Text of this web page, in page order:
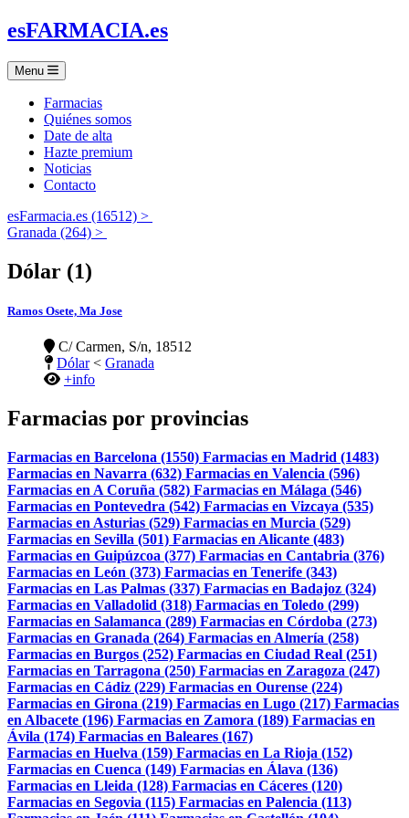
esFARMACIA.es
Menu
Farmacias
Quiénes somos
Date de alta
Hazte premium
Noticias
Contacto
esFarmacia.es (16512) >
Granada (264) >
Dólar (1)
Ramos Osete, Ma Jose
C/ Carmen, S/n, 18512
Dólar< Granada
+info
Farmacias por provincias
Farmacias en Barcelona (1550) Farmacias en Madrid (1483)
Farmacias en Navarra (632) Farmacias en Valencia (596)
Farmacias en A Coruña (582) Farmacias en Málaga (546)
Farmacias en Pontevedra (542) Farmacias en Vizcaya (535)
Farmacias en Asturias (529) Farmacias en Murcia (529)
Farmacias en Sevilla (501) Farmacias en Alicante (483)
Farmacias en Guipúzcoa (377) Farmacias en Cantabria (376)
Farmacias en León (373) Farmacias en Tenerife (343)
Farmacias en Las Palmas (337) Farmacias en Badajoz (324)
Farmacias en Valladolid (318) Farmacias en Toledo (299)
Farmacias en Salamanca (289) Farmacias en Córdoba (273)
Farmacias en Granada (264) Farmacias en Almería (258)
Farmacias en Burgos (252) Farmacias en Ciudad Real (251)
Farmacias en Tarragona (250) Farmacias en Zaragoza (247)
Farmacias en Cádiz (229) Farmacias en Ourense (224)
Farmacias en Girona (219) Farmacias en Lugo (217) Farmacias
en Albacete (196) Farmacias en Zamora (189) Farmacias en
Ávila (174) Farmacias en Baleares (167)
Farmacias en Huelva (159) Farmacias en La Rioja (152)
Farmacias en Cuenca (149) Farmacias en Álava (136)
Farmacias en Lleida (128) Farmacias en Cáceres (120)
Farmacias en Segovia (115) Farmacias en Palencia (113)